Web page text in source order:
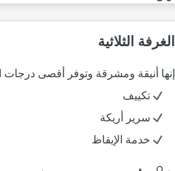
الغرفة الثلاثية
إنها أنيقة ومشرقة وتوفر أقصى
تكييف
سرير أريكة
خدمة الإيقاظ